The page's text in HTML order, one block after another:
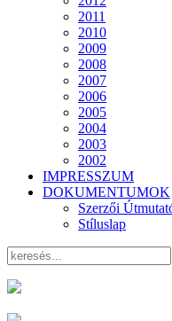
2011
2010
2009
2008
2007
2006
2005
2004
2003
2002
IMPRESSZUM
DOKUMENTUMOK
Szerzői
Stíluslap